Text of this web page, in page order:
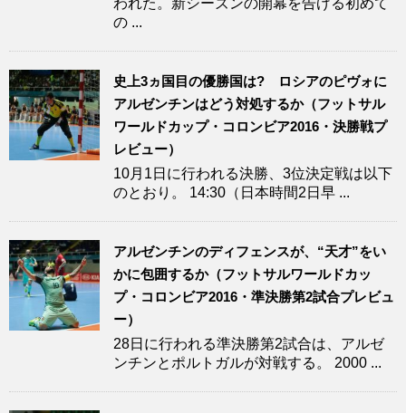
われた。新シーズンの開幕を告げる初めて
の ...
史上3ヵ国目の優勝国は? ロシアのピヴォに
アルゼンチンはどう対処するか（フットサル
ワールドカップ・コロンビア2016・決勝戦プ
レビュー）
10月1日に行われる決勝、3位決定戦は以下
のとおり。 14:30（日本時間2日早 ...
アルゼンチンのディフェンスが、“天才”をい
かに包囲するか（フットサルワールドカッ
プ・コロンビア2016・準決勝第2試合プレビュ
ー）
28日に行われる準決勝第2試合は、アルゼ
ンチンとポルトガルが対戦する。 2000 ...